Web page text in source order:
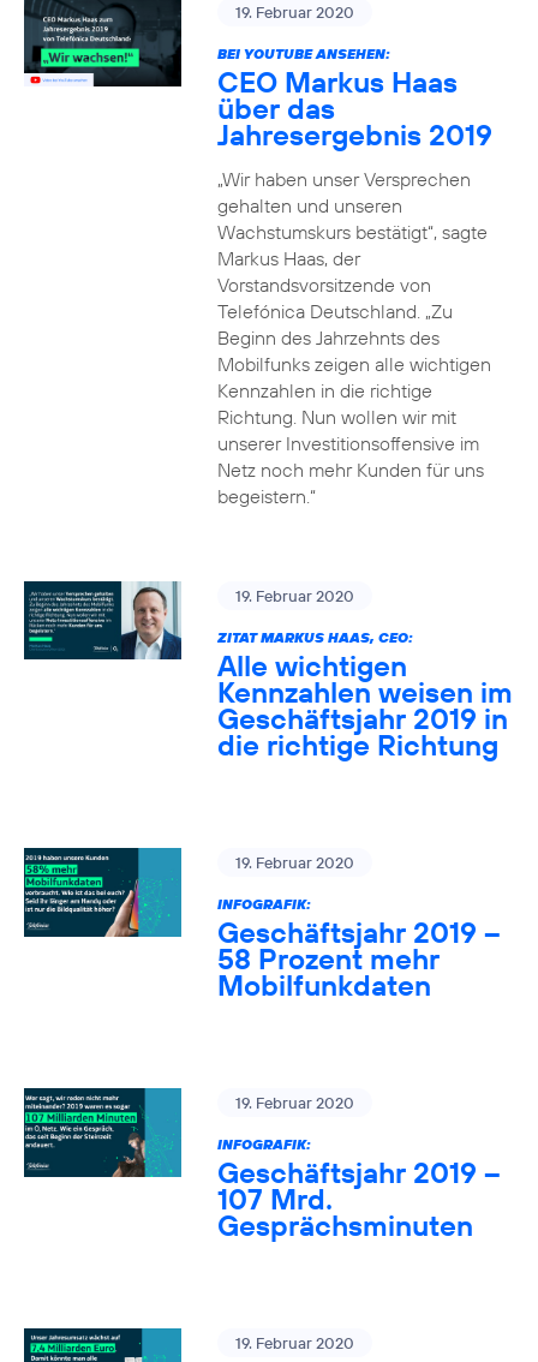
19. Februar 2020
BEI YOUTUBE ANSEHEN:
CEO Markus Haas
über das
Jahresergebnis 2019
„Wir haben unser Versprechen
gehalten und unseren
Wachstumskurs bestätigt“, sagte
Markus Haas, der
Vorstandsvorsitzende von
Telefónica Deutschland. „Zu
Beginn des Jahrzehnts des
Mobilfunks zeigen alle wichtigen
Kennzahlen in die richtige
Richtung. Nun wollen wir mit
unserer Investitionsoffensive im
Netz noch mehr Kunden für uns
begeistern.“
19. Februar 2020
ZITAT MARKUS HAAS, CEO:
Alle wichtigen
Kennzahlen weisen im
Geschäftsjahr 2019 in
die richtige Richtung
19. Februar 2020
INFOGRAFIK:
Geschäftsjahr 2019 –
58 Prozent mehr
Mobilfunkdaten
19. Februar 2020
INFOGRAFIK:
Geschäftsjahr 2019 –
107 Mrd.
Gesprächsminuten
19. Februar 2020